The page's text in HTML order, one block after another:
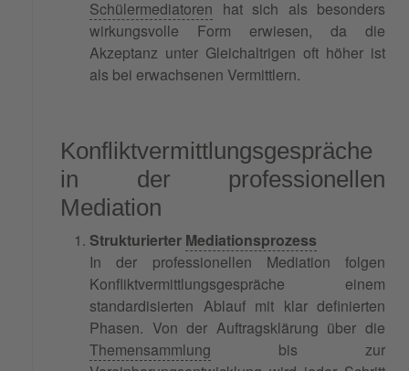
Schülermediatoren hat sich als besonders
wirkungsvolle Form erwiesen, da die
Akzeptanz unter Gleichaltrigen oft höher ist
als bei erwachsenen Vermittlern.
Konfliktvermittlungsgespräche
in der professionellen
Mediation
Strukturierter Mediationsprozess
In der professionellen Mediation folgen
Konfliktvermittlungsgespräche einem
standardisierten Ablauf mit klar definierten
Phasen. Von der Auftragsklärung über die
Themensammlung bis zur